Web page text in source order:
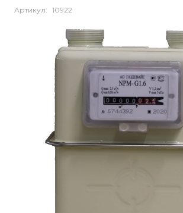
Артикул: 10922